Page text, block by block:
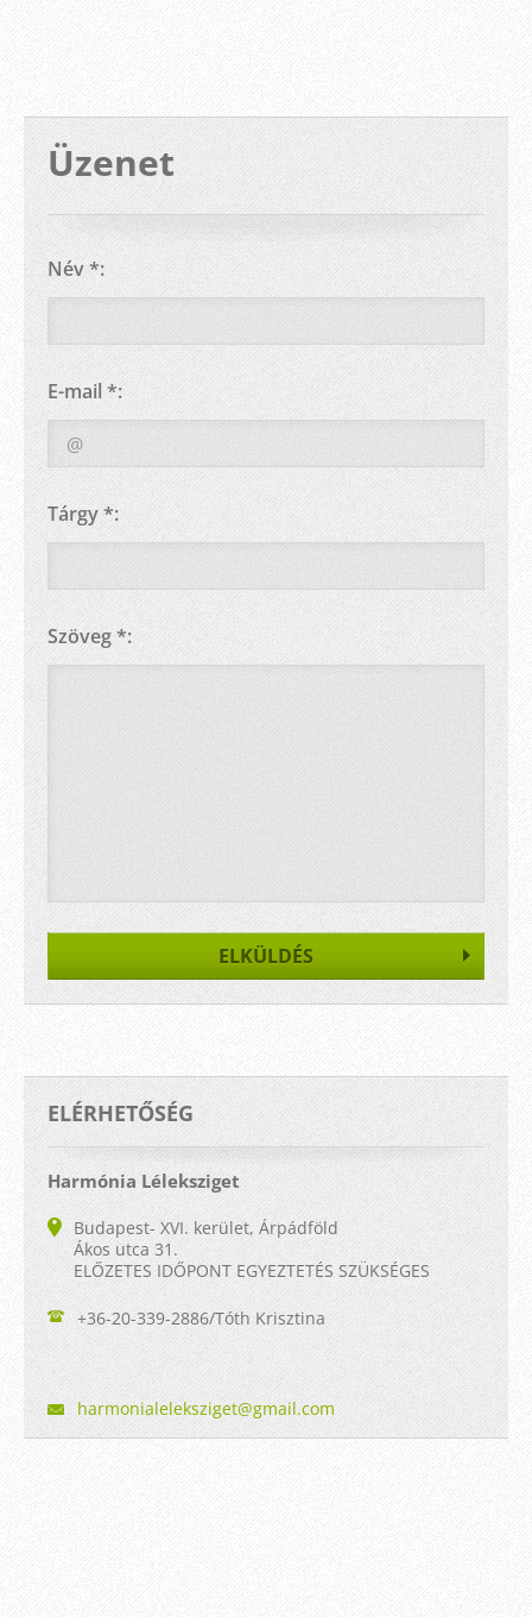
Üzenet
Név *:
E-mail *:
Tárgy *:
Szöveg *:
ELÉRHETŐSÉG
Harmónia Léleksziget
Budapest- XVI. kerület, Árpádföld
Ákos utca 31.
ELŐZETES IDŐPONT EGYEZTETÉS SZÜKSÉGES
+36-20-339-2886/Tóth Krisztina
harmonialeleksziget@gmail.com